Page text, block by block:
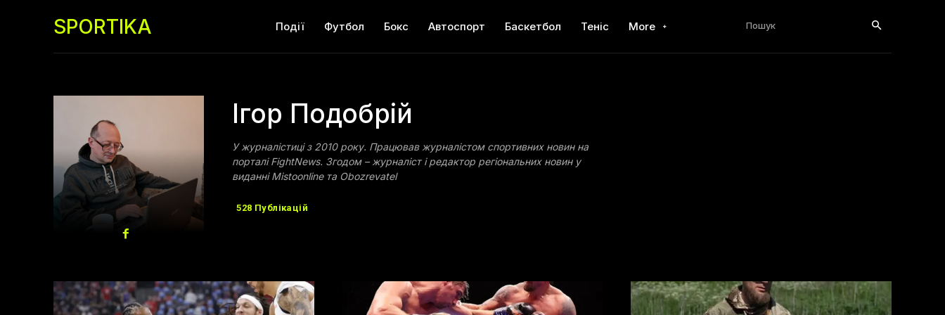
SPORTIKA Події Футбол Бокс Автоспорт Баскетбол Теніс More Пошук
Ігор Подобрій
У журналістиці з 2010 року. Працював журналістом спортивних новин на
порталі FightNews. Згодом – журналіст і редактор регіональних новин у
виданні Mistoonline та Obozrevatel
528 Публікацій